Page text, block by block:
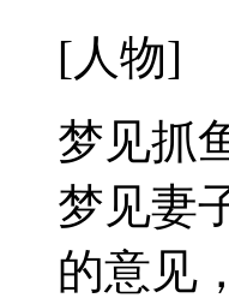
[人物]
梦见抓
梦见妻
的意见